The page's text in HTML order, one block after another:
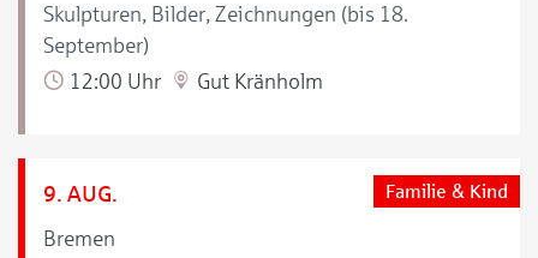
Skulpturen, Bilder, Zeichnungen (bis 18.
September)
12:00 Uhr
Gut Kränholm
9. AUG.
Bremen
Familie & Kind